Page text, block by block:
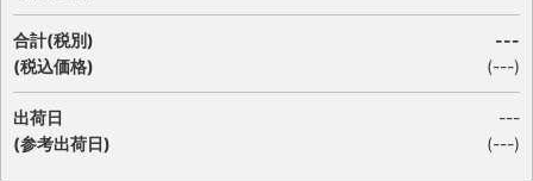
合計(税別)
(税込価格)
---
(---)
出荷日
(参考出荷日)
---
(---)